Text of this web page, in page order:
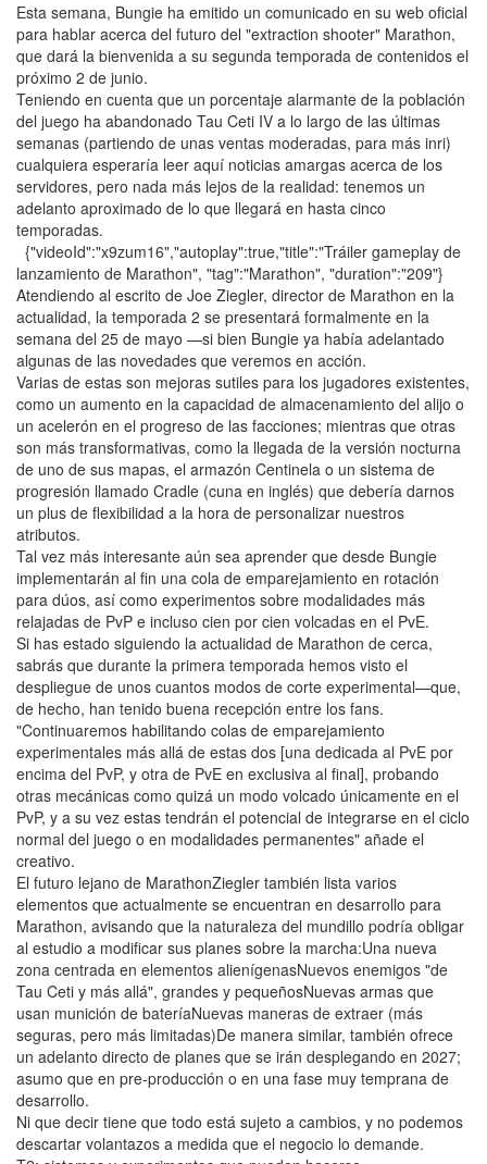
Esta semana, Bungie ha emitido un comunicado en su web oficial
para hablar acerca del futuro del "extraction shooter" Marathon,
que dará la bienvenida a su segunda temporada de contenidos el
próximo 2 de junio.
Teniendo en cuenta que un porcentaje alarmante de la población
del juego ha abandonado Tau Ceti IV a lo largo de las últimas
semanas (partiendo de unas ventas moderadas, para más inri)
cualquiera esperaría leer aquí noticias amargas acerca de los
servidores, pero nada más lejos de la realidad: tenemos un
adelanto aproximado de lo que llegará en hasta cinco
temporadas.
{"videoId":"x9zum16","autoplay":true,"title":"Tráiler gameplay de
lanzamiento de Marathon", "tag":"Marathon", "duration":"209"}
Atendiendo al escrito de Joe Ziegler, director de Marathon en la
actualidad, la temporada 2 se presentará formalmente en la
semana del 25 de mayo —si bien Bungie ya había adelantado
algunas de las novedades que veremos en acción.
Varias de estas son mejoras sutiles para los jugadores existentes,
como un aumento en la capacidad de almacenamiento del alijo o
un acelerón en el progreso de las facciones; mientras que otras
son más transformativas, como la llegada de la versión nocturna
de uno de sus mapas, el armazón Centinela o un sistema de
progresión llamado Cradle (cuna en inglés) que debería darnos
un plus de flexibilidad a la hora de personalizar nuestros
atributos.
Tal vez más interesante aún sea aprender que desde Bungie
implementarán al fin una cola de emparejamiento en rotación
para dúos, así como experimentos sobre modalidades más
relajadas de PvP e incluso cien por cien volcadas en el PvE.
Si has estado siguiendo la actualidad de Marathon de cerca,
sabrás que durante la primera temporada hemos visto el
despliegue de unos cuantos modos de corte experimental—que,
de hecho, han tenido buena recepción entre los fans.
"Continuaremos habilitando colas de emparejamiento
experimentales más allá de estas dos [una dedicada al PvE por
encima del PvP, y otra de PvE en exclusiva al final], probando
otras mecánicas como quizá un modo volcado únicamente en el
PvP, y a su vez estas tendrán el potencial de integrarse en el ciclo
normal del juego o en modalidades permanentes" añade el
creativo.
El futuro lejano de MarathonZiegler también lista varios
elementos que actualmente se encuentran en desarrollo para
Marathon, avisando que la naturaleza del mundillo podría obligar
al estudio a modificar sus planes sobre la marcha:Una nueva
zona centrada en elementos alienígenasNuevos enemigos "de
Tau Ceti y más allá", grandes y pequeñosNuevas armas que
usan munición de bateríaNuevas maneras de extraer (más
seguras, pero más limitadas)De manera similar, también ofrece
un adelanto directo de planes que se irán desplegando en 2027;
asumo que en pre-producción o en una fase muy temprana de
desarrollo.
Ni que decir tiene que todo está sujeto a cambios, y no podemos
descartar volantazos a medida que el negocio lo demande.